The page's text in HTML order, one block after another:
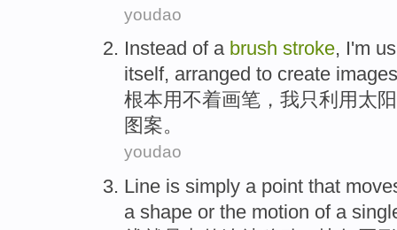
youdao
Instead of a brush stroke, I'm
itself, arranged to create images
根本用不着画笔 ， 我只利用 太阳
图案。
youdao
Line is simply a point that
a shape or the motion ofa